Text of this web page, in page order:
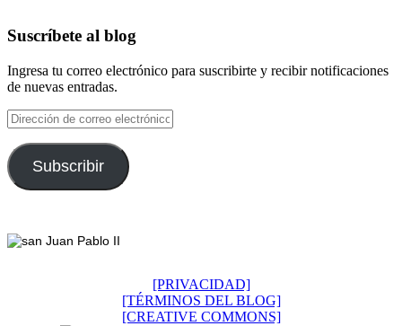
Suscríbete al blog
Ingresa tu correo electrónico para suscribirte y recibir notificaciones
de nuevas entradas.
Dirección
de
correo
electrónico
Subscribir
[PRIVACIDAD]
[TÉRMINOS DEL BLOG]
[CREATIVE COMMONS]